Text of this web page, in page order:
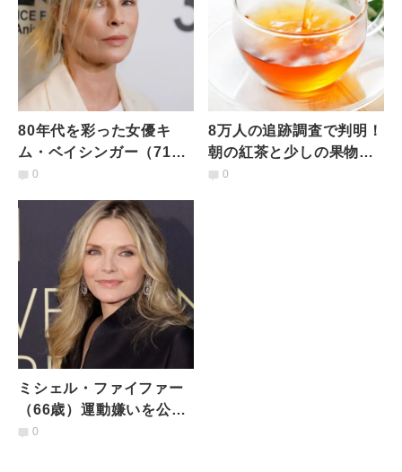
80年代を彩った女優キ
ム・ベイシンガー（71
歳）が“美しさ”を守るた
0
8万人の追跡調査で判明！
朝の紅茶と少しの果物で
老けない心身に「フラボ
0
ミシェル・ファイファー
（66歳）運動嫌いを公
言！ありのままのワーク
0